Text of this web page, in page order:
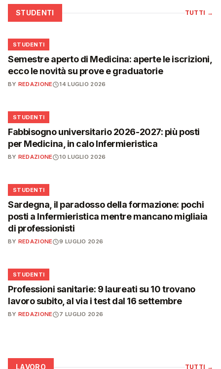
STUDENTI TUTTI →
🎓
STUDENTI
Semestre aperto di Medicina: aperte le iscrizioni,
ecco le novità su prove e graduatorie
BY REDAZIONE 14 LUGLIO 2026
🎓
STUDENTI
Fabbisogno universitario 2026-2027: più posti
per Medicina, in calo Infermieristica
BY REDAZIONE 10 LUGLIO 2026
🎓
STUDENTI
Sardegna, il paradosso della formazione: pochi
posti a Infermieristica mentre mancano migliaia
di professionisti
BY REDAZIONE 9 LUGLIO 2026
🎓
STUDENTI
Professioni sanitarie: 9 laureati su 10 trovano
lavoro subito, al via i test dal 16 settembre
BY REDAZIONE 7 LUGLIO 2026
LAVORO TUTTI →